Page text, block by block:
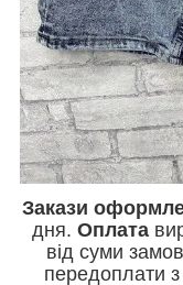
Закази
дня. Оплата
від суми
передоплати